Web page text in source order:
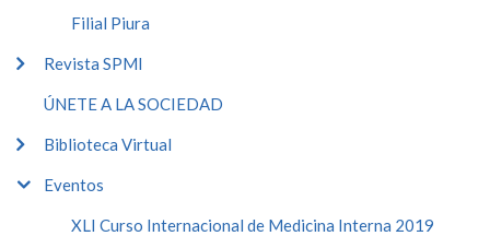
Filial Piura
Revista SPMI
ÚNETE A LA SOCIEDAD
Biblioteca Virtual
Eventos
XLI Curso Internacional de Medicina Interna 2019